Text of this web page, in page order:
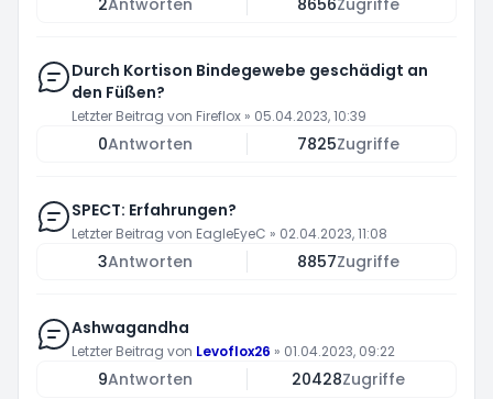
2Antworten 8656Zugriffe
Durch Kortison Bindegewebe geschädigt an
den Füßen?
Letzter Beitrag von Fireflox » 05.04.2023, 10:39
0Antworten 7825Zugriffe
SPECT: Erfahrungen?
Letzter Beitrag von EagleEyeC » 02.04.2023, 11:08
3Antworten 8857Zugriffe
Ashwagandha
Letzter Beitrag von Levoflox26 » 01.04.2023, 09:22
9Antworten 20428Zugriffe